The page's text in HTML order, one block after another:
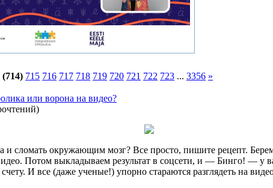
(714) 715 716 717 718 719 720 721 722 723 ... 3356 »
или ворона на видео?
)
и сломать окружающим мозг? Все просто, пишите рецепт.
Потом выкладываем результат в соцсети, и — Бинго! — у
И все (даже ученые!) упорно стараются разглядеть на